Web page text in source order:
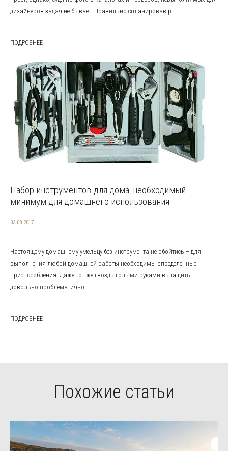
дизайнеров задач не бывает. Правильно спланировав р...
ПОДРОБНЕЕ
Набор инструментов для дома: необходимый
минимум для домашнего использования
03.08.2017
Настоящему домашнему умельцу без инструмента не обойтись – для
выполнения любой домашней работы необходимы определенные
приспособления. Даже тот же гвоздь голыми руками вытащить
довольно проблематично...
ПОДРОБНЕЕ
Похожие статьи